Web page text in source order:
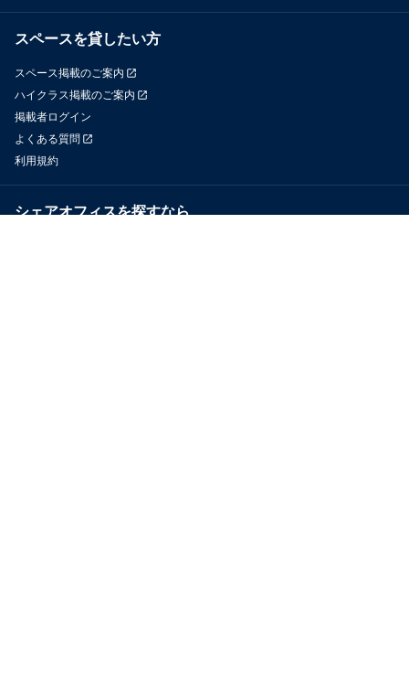
スペースを貸したい方
スペース掲載のご案内
ハイクラス掲載のご案内
掲載者ログイン
よくある質問
利用規約
シェアオフィスを探すなら